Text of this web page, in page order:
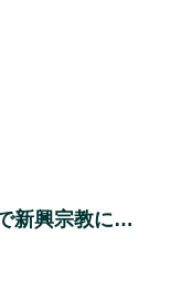
新興宗教に…